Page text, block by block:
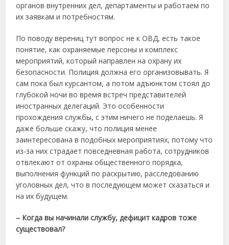
органов внутренних дел, департаменты и работаем по
их заявкам и потребностям.
По поводу верениц тут вопрос не к ОВД, есть такое
понятие, как охраняемые персоны и комплекс
мероприятий, который направлен на охрану их
безопасности. Полиция должна его организовывать. Я
сам пока был курсантом, а потом адъюнктом стоял до
глубокой ночи во время встреч представителей
иностранных делегаций. Это особенности
прохождения службы, с этим ничего не поделаешь. Я
даже больше скажу, что полиция менее
заинтересована в подобных мероприятиях, потому что
из-за них страдает повседневная работа, сотрудников
отвлекают от охраны общественного порядка,
выполнения функций по раскрытию, расследованию
уголовных дел, что в последующем может сказаться и
на их будущем.
– Когда вы начинали службу, дефицит кадров тоже
существовал?